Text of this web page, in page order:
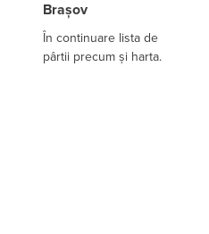
Brașov
În continuare lista de
pârtii precum și harta.